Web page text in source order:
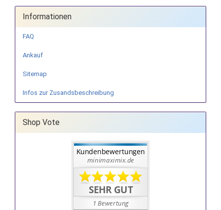
Informationen
FAQ
Ankauf
Sitemap
Infos zur Zusandsbeschreibung
Shop Vote